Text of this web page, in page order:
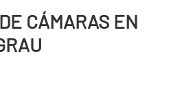
CÁMARAS EN